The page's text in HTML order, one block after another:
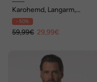
Karohemd, Langarm,
Kentkragen, Comfort Fit, bis
8 XL
- 50%
59,99€ 29,99€